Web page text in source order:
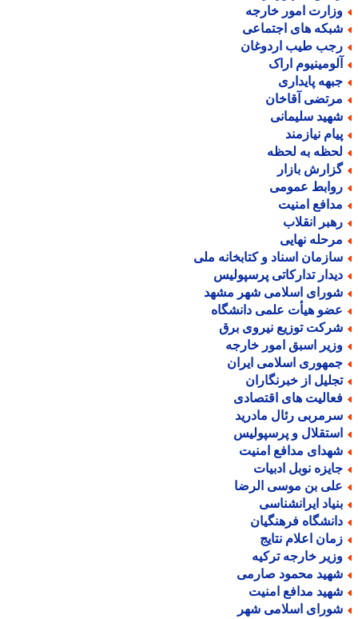
امور خارجه
های اجتماعی
طیب اردوغان
اراک
پایداری
آقاخان
سلیمانی
نیازمند
به لحظه
بازار
عمومی
امنیت
انقلاب
نهایی
اسناد و کتابخانه ملی
تدارکاتی پرسپولیس
اسلامی شهر مشهد
هیأت علمی دانشگاه
توزیع نیروی برق
اسبق امور خارجه
اسلامی ایران
از خبرنگاران
های اقتصادی
رئال مادرید
و پرسپولیس
مدافع امنیت
نوبل ادبیات
بن موسی الرضا
ایرانشناسی
فرهنگیان
اعلام نتایج
خارجه ترکیه
محمود صارمی
مدافع امنیت
اسلامی شهر